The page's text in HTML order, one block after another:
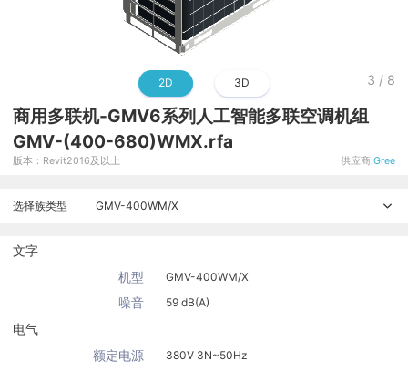
3 / 8
2D 3D
商用多联机-GMV6系列人工智能多联空调机组
GMV-(400-680)WMX.rfa
版本：Revit2016及以上 供应商:Gree
选择族类型 GMV-400WM/X
文字
机型
GMV-400WM/X
噪音 59 dB(A)
电气
额定电源
380V 3N~50Hz